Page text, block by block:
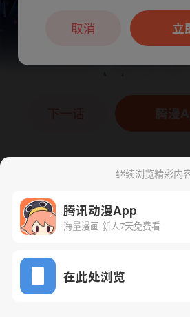
腾漫
继续浏览精彩内
腾讯动漫App
海量漫画 新人7天免费看
在此处浏览
本章节仅支持App阅读，
户7天免费看
立
取消